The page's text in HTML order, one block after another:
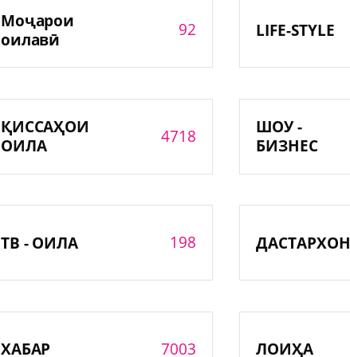
Моҷарои
оилавӣ
92 LIFE-STYLE
ҚИССАҲОИ
ОИЛА
4718
ШОУ -
БИЗНЕС
ТВ - ОИЛА 198 ДАСТАРХОН
ХАБАР 7003 ЛОИҲА